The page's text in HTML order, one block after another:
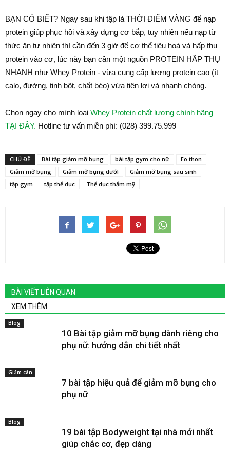
BẠN CÓ BIẾT? Ngay sau khi tập là THỜI ĐIỂM VÀNG để nạp
protein giúp phục hồi và xây dựng cơ bắp, tuy nhiên nếu nạp từ
thức ăn tự nhiên thì cần đến 3 giờ để cơ thể tiêu hoá và hấp thụ
protein vào cơ, lúc này bạn cần một nguồn PROTEIN HẤP THỤ
NHANH như Whey Protein - vừa cung cấp lượng protein cao (ít
calo, đường, tinh bột, chất béo) vừa tiện lợi và nhanh chóng.
Chọn ngay cho mình loại Whey Protein chất lượng chính hãng
TẠI ĐÂY. Hotline tư vấn miễn phí: (028) 399.75.999
CHỦ ĐỀ Bài tập giảm mỡ bụng bài tập gym cho nữ
Eo thon
Giảm mỡ bụng
Giảm mỡ bụng dưới
Giảm mỡ bụng sau sinh
tập gym
tập thể dục Thể dục thẩm mỹ
BÀI VIẾT LIÊN QUAN
XEM THÊM
Blog
10 Bài tập giảm mỡ bụng dành riêng cho
phụ nữ: hướng dẫn chi tiết nhất
Giảm cân
7 bài tập hiệu quả để giảm mỡ bụng cho
phụ nữ
Blog
19 bài tập Bodyweight tại nhà mới nhất
giúp chắc cơ, đẹp dáng